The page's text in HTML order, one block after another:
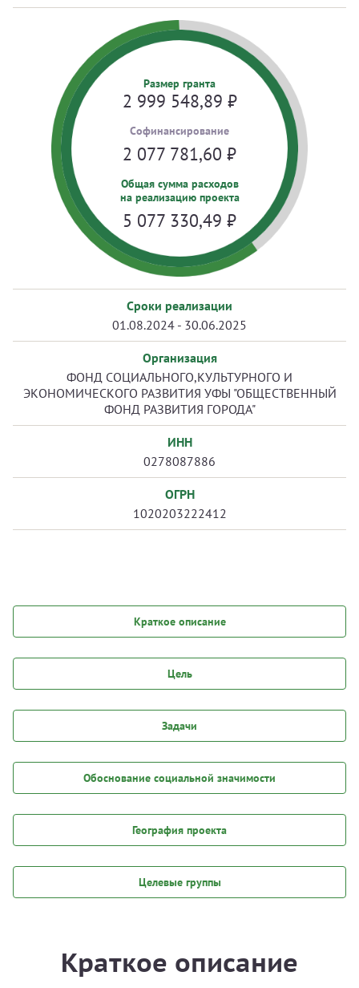
Размер гранта
2 999 548,89 ₽
Cофинансирование
2 077 781,60 ₽
Общая сумма расходов
на реализацию проекта
5 077 330,49 ₽
Сроки реализации
01.08.2024 - 30.06.2025
Организация
ФОНД СОЦИАЛЬНОГО,КУЛЬТУРНОГО И
ЭКОНОМИЧЕСКОГО РАЗВИТИЯ УФЫ "ОБЩЕСТВЕННЫЙ
ФОНД РАЗВИТИЯ ГОРОДА"
ИНН
0278087886
ОГРН
1020203222412
Краткое описание
Цель
Задачи
Обоснование социальной значимости
География проекта
Целевые группы
Краткое описание